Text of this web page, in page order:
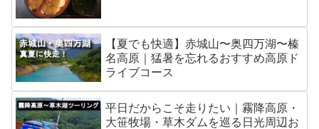
【夏でも快適】赤城山〜奥四万湖〜榛
名高原｜猛暑を忘れるおすすめ高原ド
ライブコース
平日だからこそ走りたい｜霧降高原・
大笹牧場・草木ダムを巡る日光周辺お